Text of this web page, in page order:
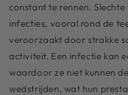
constant te rennen.
infecties, vooral rond de
veroorzaakt door strakke
activiteit. Een infectie kan
waardoor ze niet kunnen
wedstrijden, wat hun